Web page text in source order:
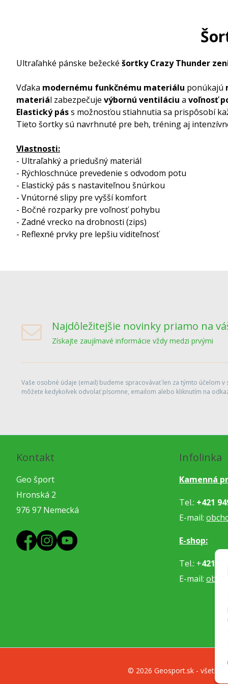
Ultraľahké pánske bežecké šortky Crazy Thunder
Vďaka modernému funkčnému materiálu ponúkajú
materiál zabezpečuje výbornú ventiláciu a voľnosť
Elastický páss možnosťou stiahnutia sa prispôsobí
Tieto šortky sú navrhnuté pre beh, tréning aj
Vlastnosti:
- Ultraľahký a priedušný materiál
- Rýchloschnúce prevedenie s odvodom potu
- Elastický pás s nastaviteľnou šnúrkou
- Vnútorné slipy pre vyšší komfort
- Bočné rozparky pre voľnosť pohybu
- Zadné vrecko na drobnosti (zips)
- Reflexné prvky pre lepšiu viditeľnosť
Najdôležitejšie novinky priamo na
Získajte zaujímavé informácie vždy medzi prvými
Vaše osobné údaje (email) budeme spracovávať len za týmto účelom
môžete kedykoľvek odvolať písomne, emailom alebo kliknutím na
Kontakt
Geo šport
Hronská 2
976 97 Nemecká
Infolinka
Kamenná
Tel.: +421
E-mail:
E-shop:
Tel.: +421
E-mail:
© 2026 Geosport.sk - všetko